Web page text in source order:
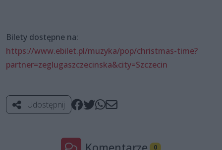
Bilety dostępne na:
https://www.ebilet.pl/muzyka/pop/christmas-time?
partner=zeglugaszczecinska&city=Szczecin
Udostępnij
0